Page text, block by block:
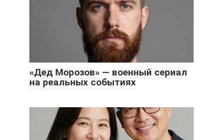
«Дед Морозов» — военный сериал
на реальных событиях